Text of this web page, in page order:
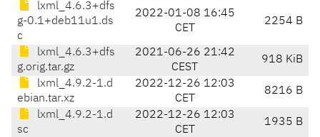
lxml_4.6.3+dfs
g-0.1+deb11u1.ds
c
2022-01-08 16:45
CET
2254 B
lxml_4.6.3+dfs
g.orig.tar.gz
2021-06-26 21:42
CEST
918 KiB
lxml_4.9.2-1.d
ebian.tar.xz
2022-12-26 12:03
CET
8216 B
lxml_4.9.2-1.d
sc
2022-12-26 12:03
CET
1935 B